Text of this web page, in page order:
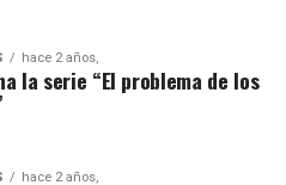
hace 2 años,
la serie “El problema de los
hace 2 años,